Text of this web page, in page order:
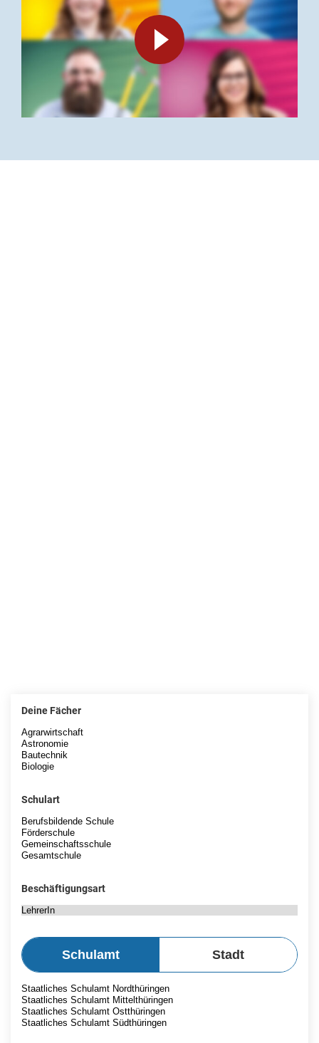
Video
abspielen
Deine Fächer
Schulart
Beschäftigungsart
Schulamt Stadt
Schulamt
wählen